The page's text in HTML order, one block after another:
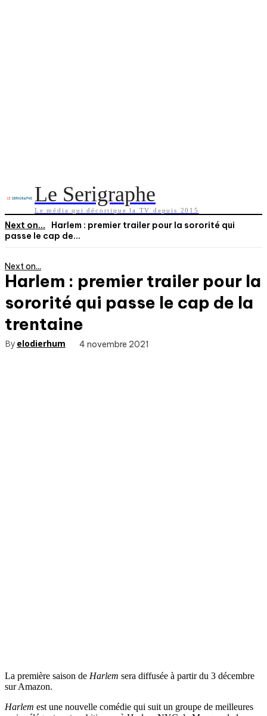
Le Serigraphe
Le média qui décortique la TV depuis 2015
Next on...
Harlem : premier trailer pour la sororité qui
passe le cap de...
Next on...
Harlem : premier trailer pour la
sororité qui passe le cap de la
trentaine
By elodierhum 4 novembre 2021
La première saison de Harlem sera diffusée à partir du 3 décembre
sur Amazon.
Harlem est une nouvelle comédie qui suit un groupe de meilleures